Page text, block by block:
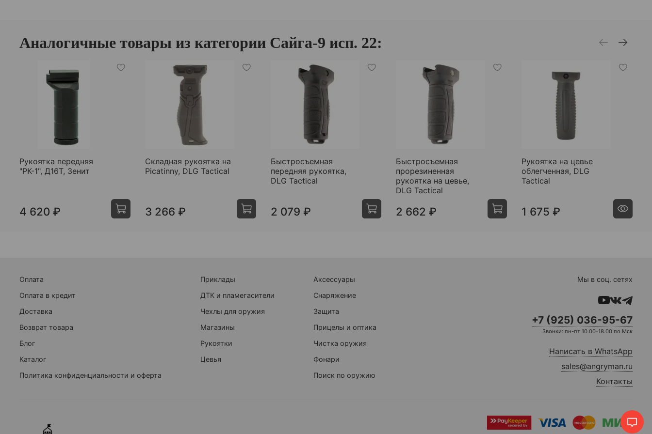
Аналогичные товары из категории Сайга-9 исп. 22:
Рукоятка передняя
"РК-1", Д16Т, Зенит
4 620 ₽
Складная рукоятка на
Picatinny, DLG Tactical
3 266 ₽
Быстросъемная
передняя рукоятка,
DLG Tactical
2 079 ₽
Быстросъемная
прорезиненная
рукоятка на цевье,
DLG Tactical
2 662 ₽
Рукоятка на цевье
облегченная, DLG
Tactical
1 675 ₽
Оплата
Оплата в кредит
Доставка
Возврат товара
Блог
Каталог
Политика конфиденциальности и оферта
Приклады
ДТК и пламегасители
Чехлы для оружия
Магазины
Рукоятки
Цевья
Аксессуары
Снаряжение
Защита
Прицелы и оптика
Чистка оружия
Фонари
Поиск по оружию
Мы в соц. сетях
+7 (925) 036-95-67
Звонки: пн-пт 10.00-18.00 по Мск
Написать в WhatsApp
sales@angryman.ru
Контакты